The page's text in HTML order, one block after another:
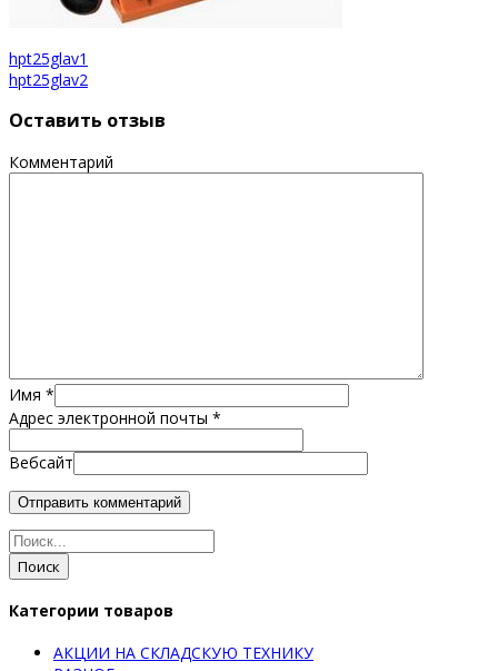
hpt25glav1
hpt25glav2
Оставить отзыв
Комментарий
Имя *
Адрес электронной почты *
Вебсайт
Поиск
Категории товаров
АКЦИИ НА СКЛАДСКУЮ ТЕХНИКУ